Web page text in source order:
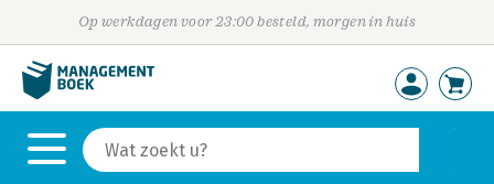
Op werkdagen voor 23:00 besteld, morgen in huis